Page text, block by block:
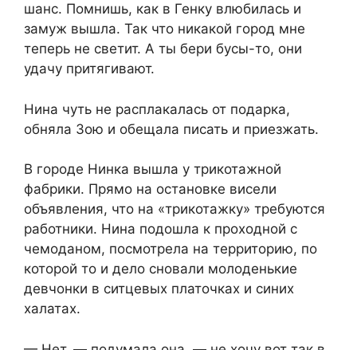
шанс. Помнишь, как в Генку влюбилась и
замуж вышла. Так что никакой город мне
теперь не светит. А ты бери бусы-то, они
удачу притягивают.
Нина чуть не расплакалась от подарка,
обняла Зою и обещала писать и приезжать.
В городе Нинка вышла у трикотажной
фабрики. Прямо на остановке висели
объявления, что на «трикотажку» требуются
работники. Нина подошла к проходной с
чемоданом, посмотрела на территорию, по
которой то и дело сновали молоденькие
девчонки в ситцевых платочках и синих
халатах.